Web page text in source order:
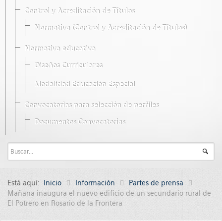
Control y Acreditación de Títulos
Normativa (Control y Acreditación de Títulos)
Normativa educativa
Diseños Curriculares
Modalidad Educación Especial
Convocatorias para selección de perfiles
Documentos Convocatorias
Está aquí: Inicio Información
Partes de prensa
Mañana inaugura el nuevo edificio de un secundario rural de
El Potrero en Rosario de la Frontera